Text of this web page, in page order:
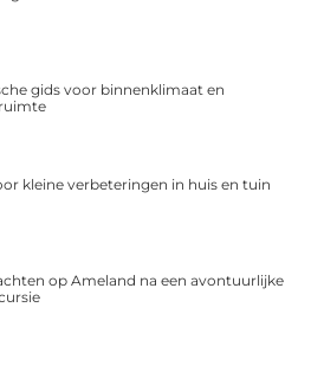
gids voor binnenklimaat en
kleine verbeteringen in huis en tuin
op Ameland na een avontuurlijke